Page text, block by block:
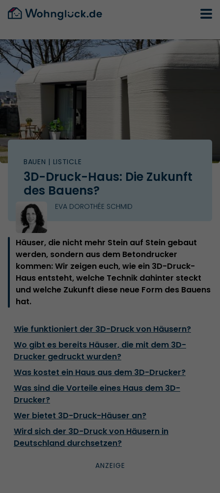
BAUEN | LISTICLE
3D-Druck-Haus: Die Zukunft
des Bauens?
EVA DOROTHÉE SCHMID
Häuser, die nicht mehr Stein auf Stein gebaut
werden, sondern aus dem Betondrucker
kommen: Wir zeigen euch, wie ein 3D-Druck-
Haus entsteht, welche Technik dahinter steckt
und welche Zukunft diese neue Form des Bauens
hat.
Wie funktioniert der 3D-Druck von Häusern?
Wo gibt es bereits Häuser, die mit dem 3D-
Drucker gedruckt wurden?
Was kostet ein Haus aus dem 3D-Drucker?
Was sind die Vorteile eines Haus dem 3D-
Drucker?
Wer bietet 3D-Druck-Häuser an?
Wird sich der 3D-Druck von Häusern in
Deutschland durchsetzen?